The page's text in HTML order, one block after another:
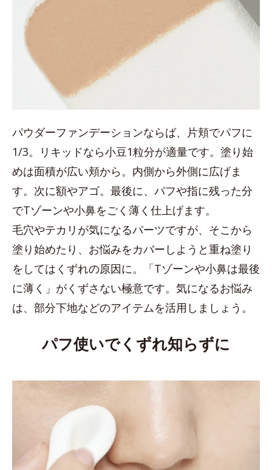
パウダーファンデーションならば、片頬でパフに
1/3。リキッドなら小豆1粒分が適量です。塗り始
めは面積が広い頬から。内側から外側に広げま
す。次に額やアゴ。最後に、パフや指に残った分
でTゾーンや小鼻をごく薄く仕上げます。
毛穴やテカリが気になるパーツですが、そこから
塗り始めたり、お悩みをカバーしようと重ね塗り
をしてはくずれの原因に。「Tゾーンや小鼻は最後
に薄く」がくずさない極意です。気になるお悩み
は、部分下地などのアイテムを活用しましょう。
パフ使いでくずれ知らずに